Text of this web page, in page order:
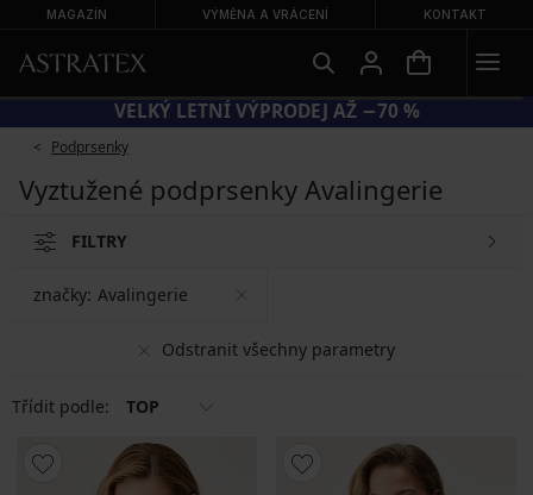
MAGAZÍN VÝMĚNA A VRÁCENÍ KONTAKT
−20 % NA ZLEVNĚNÉ PLAVKY
Podprsenky
Vyztužené podprsenky Avalingerie
FILTRY
Odstranit všechny parametry
značky: Avalingerie
Třídit podle: TOP